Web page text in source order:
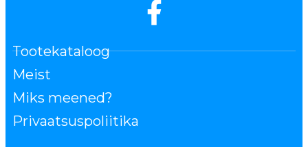
Tootekataloog
Meist
Miks meened?
Privaatsuspoliitika